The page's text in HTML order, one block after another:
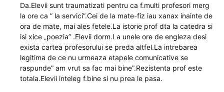
Da.Elevii sunt traumatizati pentru ca f.multi profesori merg
la ore ca ” la servici”.Cei de la mate-fiz iau xanax inainte de
ora de mate, mai ales fetele.La istorie prof dta la catedra si
isi xice „poezia” .Elevii dorm.La unele ore de engleza desi
exista cartea profesorului se preda altfel.La intrebarea
legitima de ce nu urmeaza etapele comunicative se
raspunde” am vrut sa fac mai bine”.Rezistenta prof este
totala.Elevii inteleg f.bine si nu prea le pasa.